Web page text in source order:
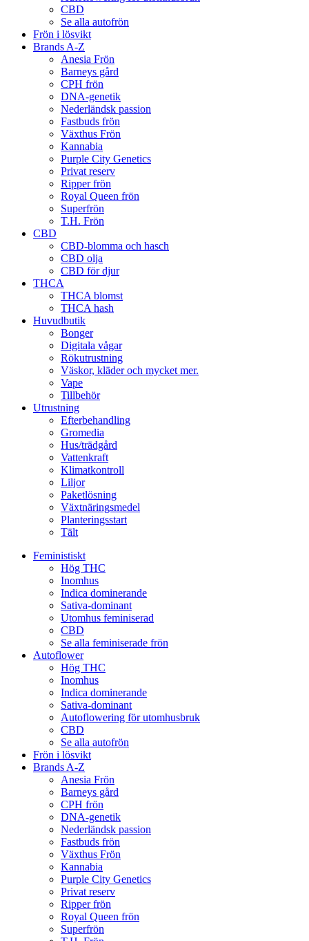
CBD
Se alla autofrön
Frön i lösvikt
Brands A-Z
Anesia Frön
Barneys gård
CPH frön
DNA-genetik
Nederländsk passion
Fastbuds frön
Växthus Frön
Kannabia
Purple City Genetics
Privat reserv
Ripper frön
Royal Queen frön
Superfrön
T.H. Frön
CBD
CBD-blomma och hasch
CBD olja
CBD för djur
THCA
THCA blomst
THCA hash
Huvudbutik
Bonger
Digitala vågar
Rökutrustning
Väskor, kläder och mycket mer.
Vape
Tillbehör
Utrustning
Efterbehandling
Gromedia
Hus/trädgård
Vattenkraft
Klimatkontroll
Liljor
Paketlösning
Växtnäringsmedel
Planteringsstart
Tält
Feministiskt
Hög THC
Inomhus
Indica dominerande
Sativa-dominant
Utomhus feminiserad
CBD
Se alla feminiserade frön
Autoflower
Hög THC
Inomhus
Indica dominerande
Sativa-dominant
Autoflowering för utomhusbruk
CBD
Se alla autofrön
Frön i lösvikt
Brands A-Z
Anesia Frön
Barneys gård
CPH frön
DNA-genetik
Nederländsk passion
Fastbuds frön
Växthus Frön
Kannabia
Purple City Genetics
Privat reserv
Ripper frön
Royal Queen frön
Superfrön